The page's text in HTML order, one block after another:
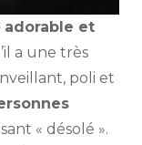
adorable et
a une très
poli et
« désolé ».